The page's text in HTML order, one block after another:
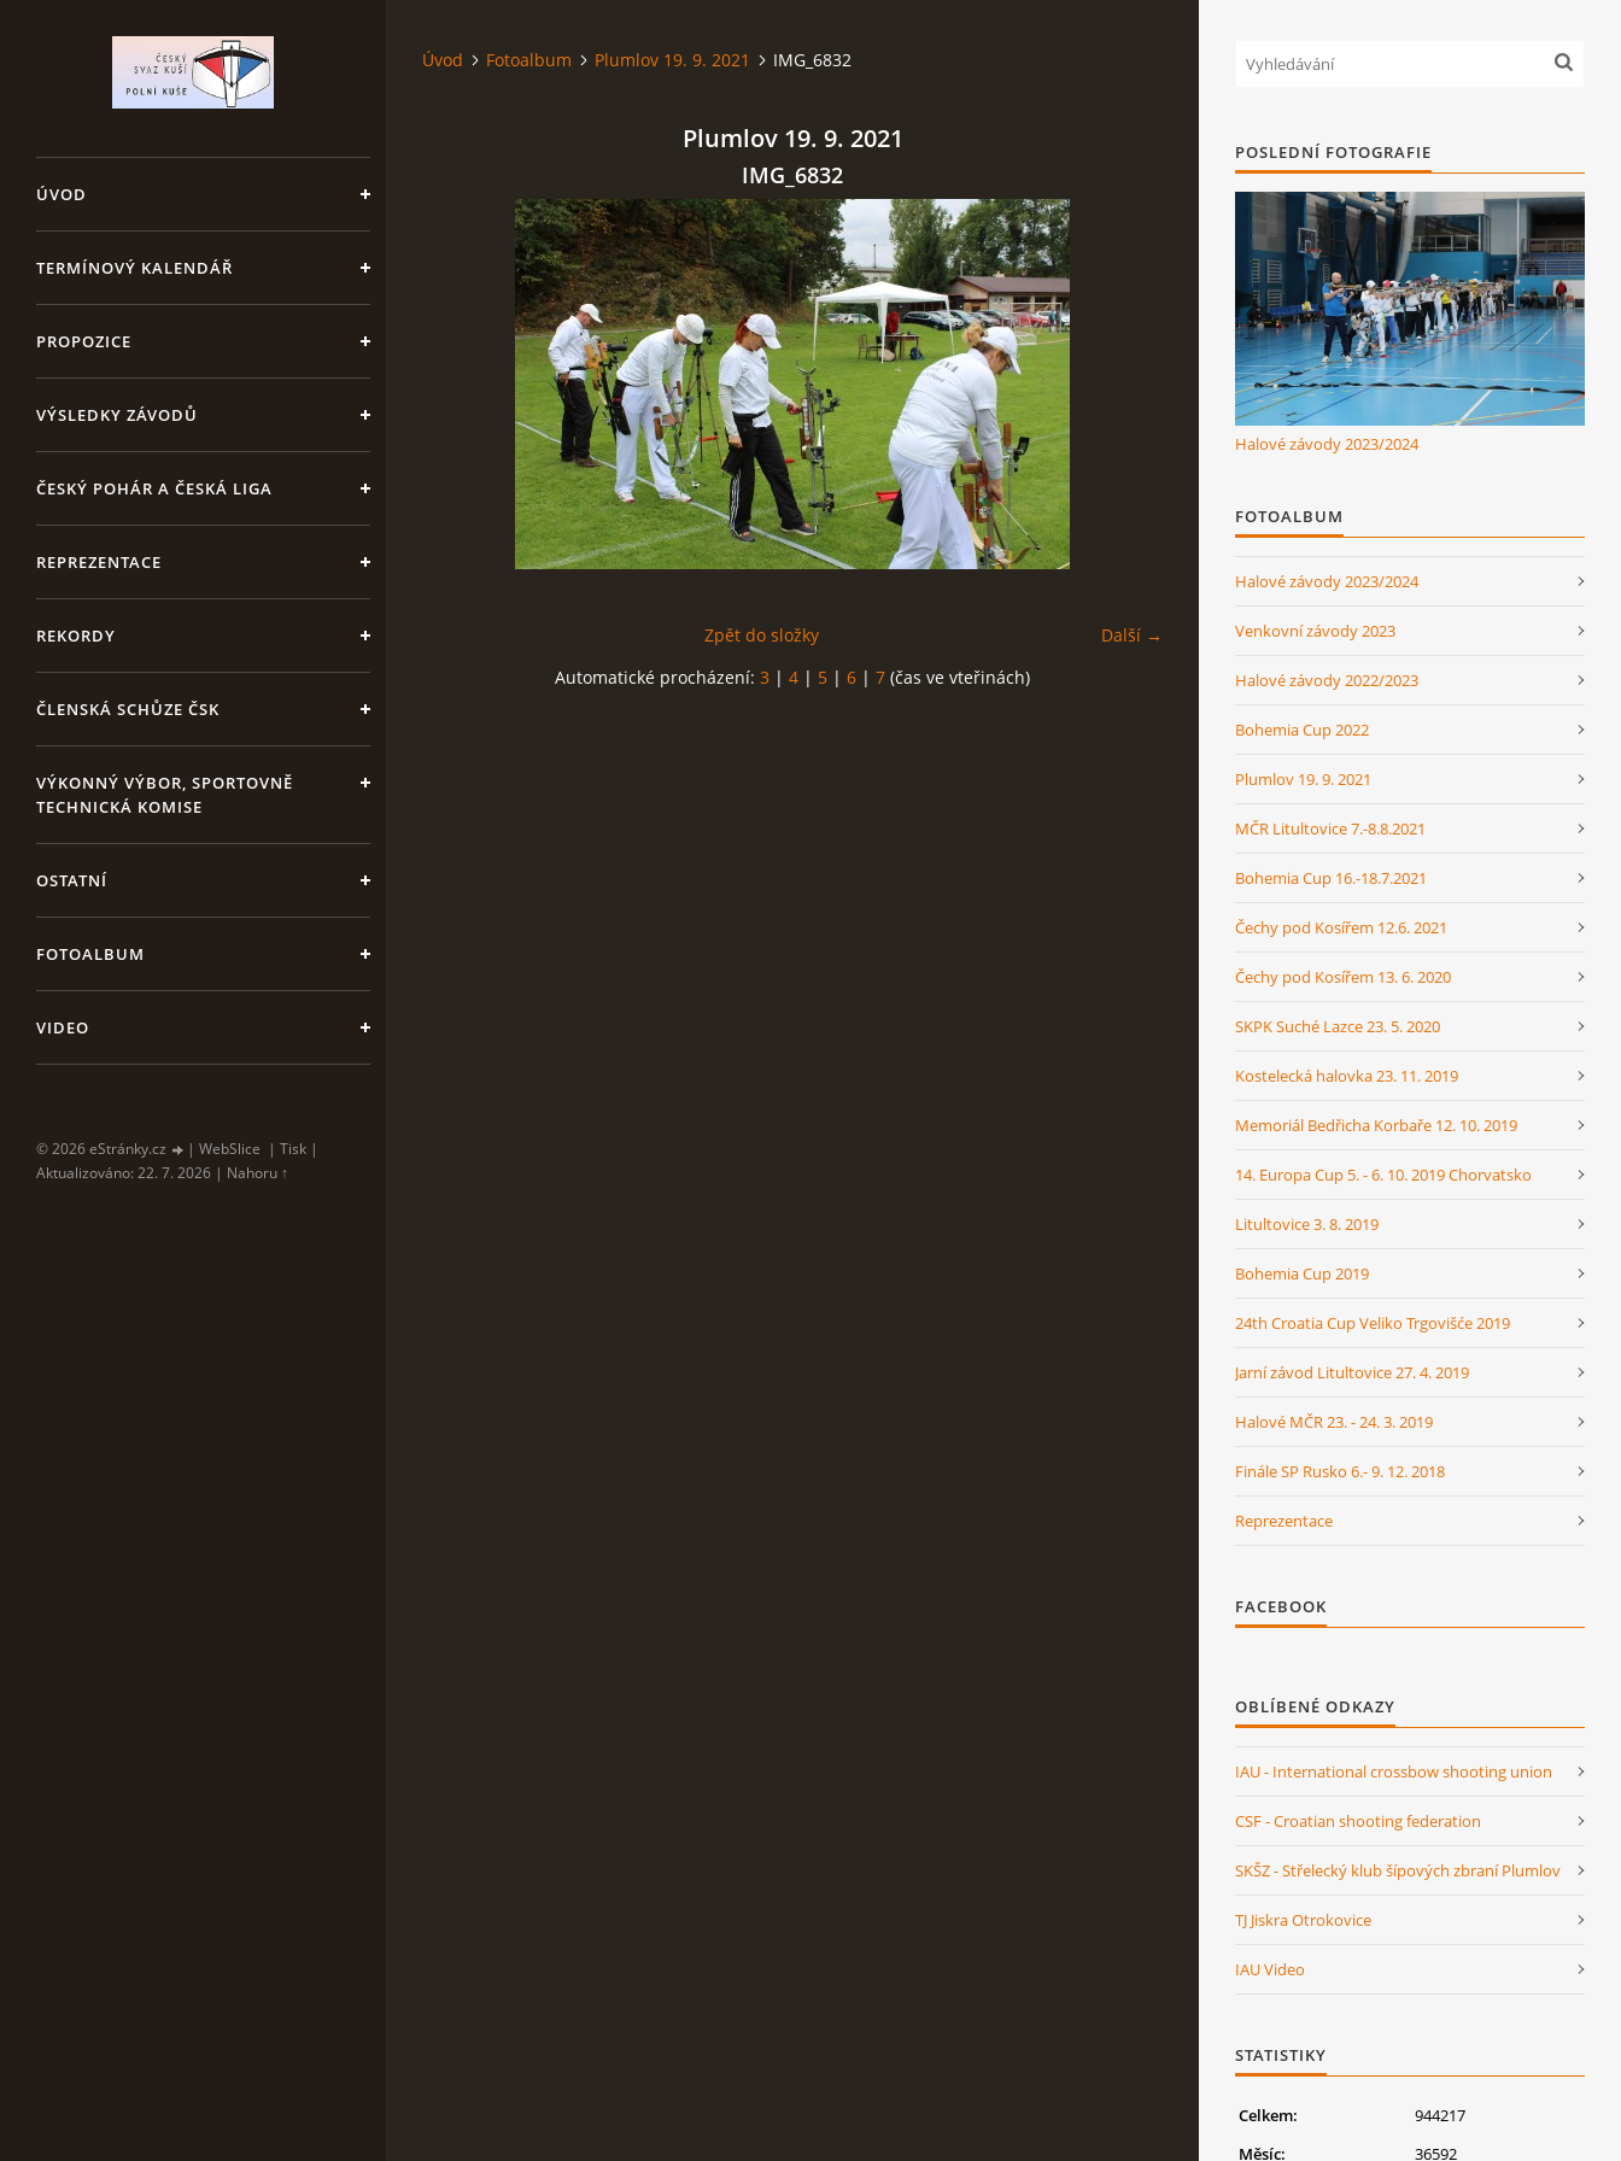
ÚVOD
TERMÍNOVÝ KALENDÁŘ
PROPOZICE
VÝSLEDKY ZÁVODŮ
ČESKÝ POHÁR A ČESKÁ LIGA
REPREZENTACE
REKORDY
ČLENSKÁ SCHŮZE ČSK
VÝKONNÝ VÝBOR, SPORTOVNĚ
TECHNICKÁ KOMISE
OSTATNÍ
FOTOALBUM
VIDEO
© 2026 eStránky.cz | WebSlice | Tisk |
Aktualizováno: 22. 7. 2026 | Nahoru ↑
Úvod Fotoalbum Plumlov 19. 9. 2021 IMG_6832
Plumlov 19. 9. 2021
IMG_6832
Další →
Zpět do složky
Automatické procházení: 3 | 4 | 5 | 6 | 7 (čas ve vteřinách)
POSLEDNÍ FOTOGRAFIE
Halové závody 2023/2024
FOTOALBUM
Halové závody 2023/2024
Venkovní závody 2023
Halové závody 2022/2023
Bohemia Cup 2022
Plumlov 19. 9. 2021
MČR Litultovice 7.-8.8.2021
Bohemia Cup 16.-18.7.2021
Čechy pod Kosířem 12.6. 2021
Čechy pod Kosířem 13. 6. 2020
SKPK Suché Lazce 23. 5. 2020
Kostelecká halovka 23. 11. 2019
Memoriál Bedřicha Korbaře 12. 10. 2019
14. Europa Cup 5. - 6. 10. 2019 Chorvatsko
Litultovice 3. 8. 2019
Bohemia Cup 2019
24th Croatia Cup Veliko Trgovišće 2019
Jarní závod Litultovice 27. 4. 2019
Halové MČR 23. - 24. 3. 2019
Finále SP Rusko 6.- 9. 12. 2018
Reprezentace
FACEBOOK
OBLÍBENÉ ODKAZY
IAU - International crossbow shooting union
CSF - Croatian shooting federation
SKŠZ - Střelecký klub šípových zbraní Plumlov
TJ Jiskra Otrokovice
IAU Video
STATISTIKY
Celkem:
944217
Měsíc:
36592